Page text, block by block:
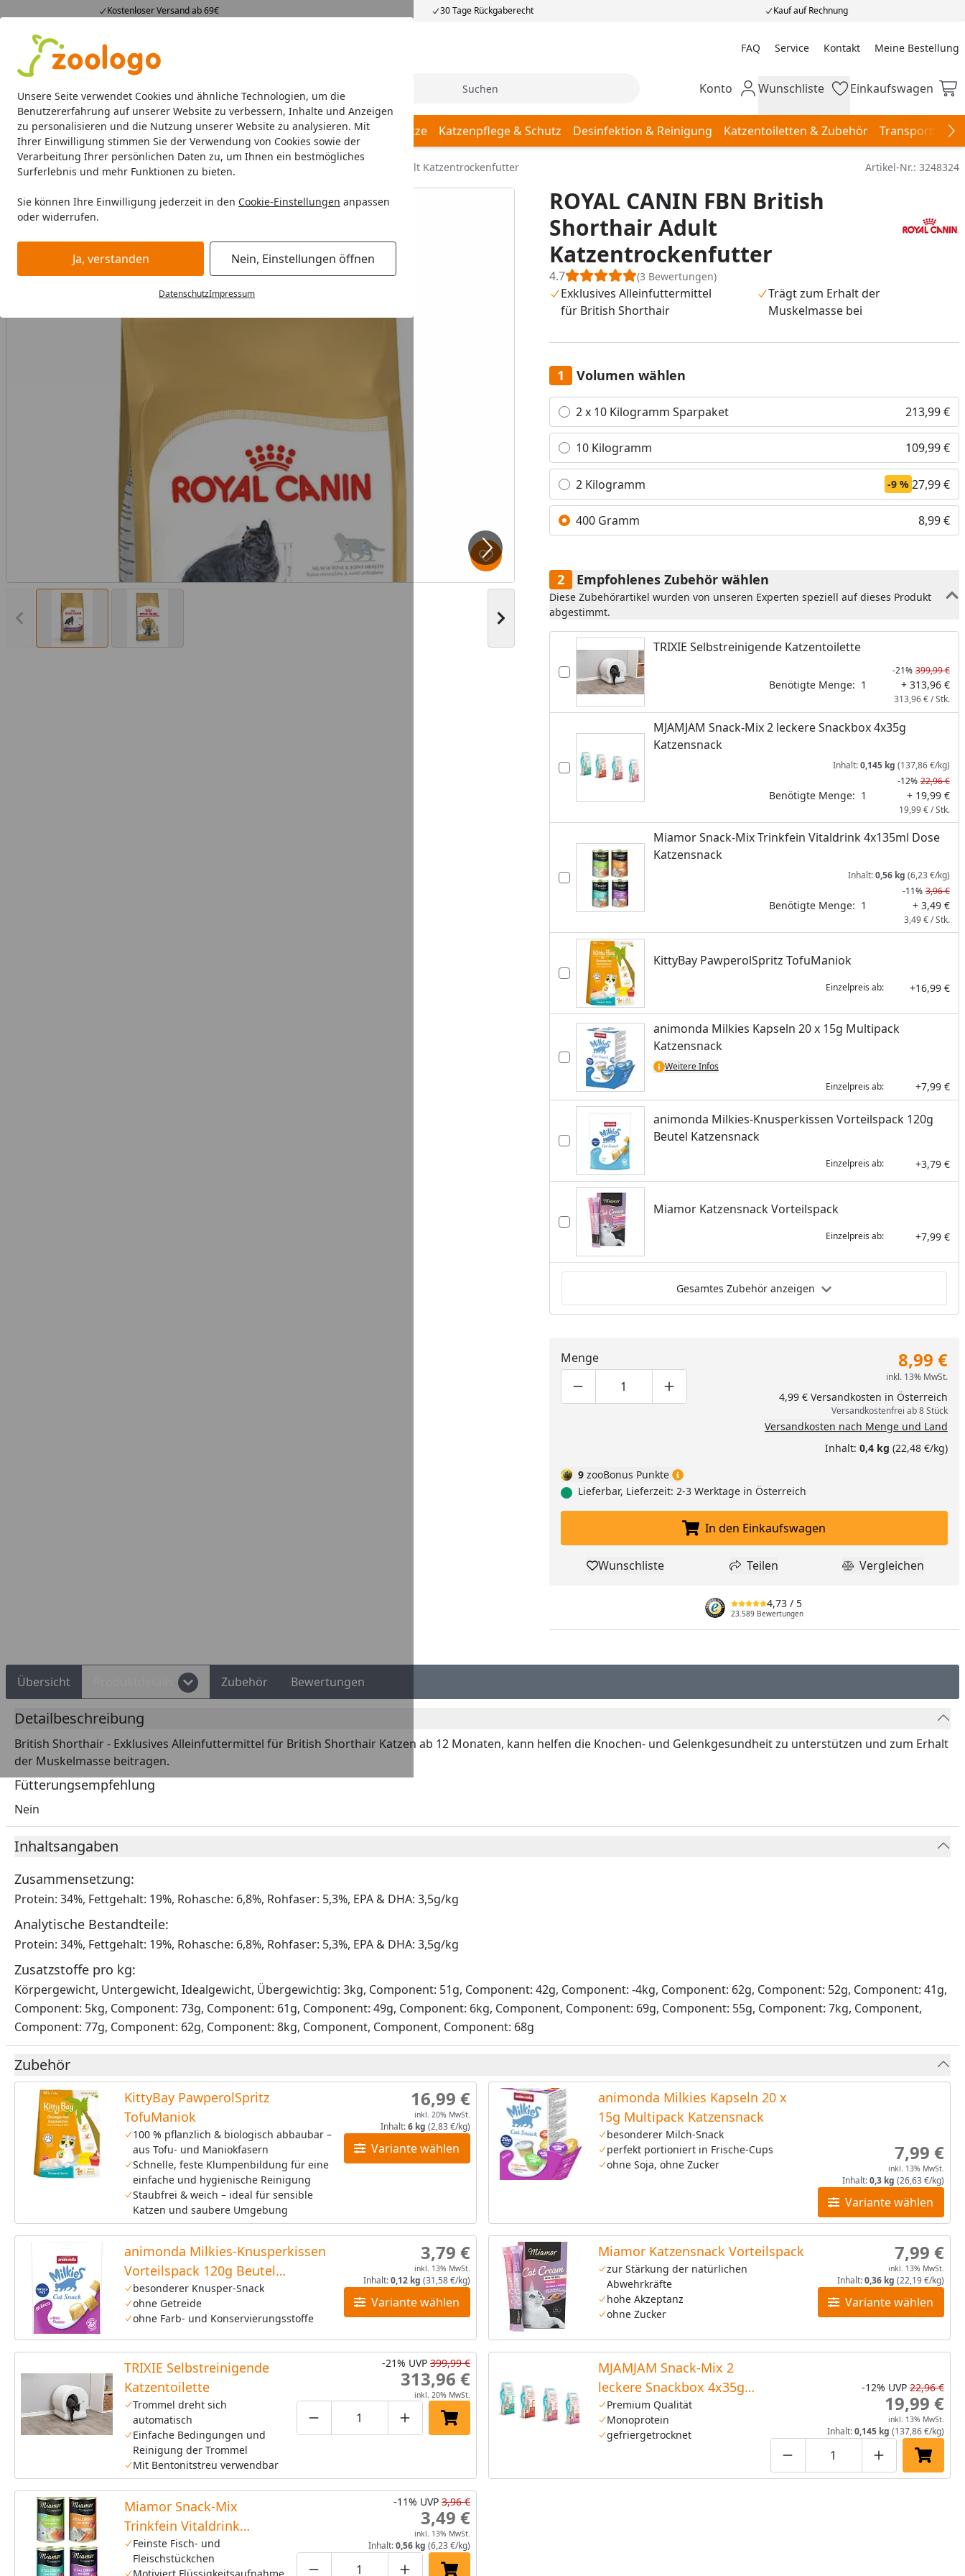
Unsere Seite verwendet Cookies und ähnliche Technologien, um die
Benutzererfahrung auf unserer Website zu verbessern, Inhalte und Anzeigen
zu personalisieren und die Nutzung unserer Website zu analysieren. Mit
Ihrer Einwilligung stimmen Sie der Verwendung von Cookies sowie der
Verarbeitung Ihrer persönlichen Daten zu, um Ihnen ein bestmögliches
Surferlebnis und mehr Funktionen zu bieten.
Sie können Ihre Einwilligung jederzeit in den Cookie-Einstellungen anpassen
oder widerrufen.
Ja, verstanden Nein, Einstellungen öffnen
DatenschutzImpressum
Kostenloser Versand ab 69€ 30 Tage Rückgaberecht Kauf auf Rechnung
4,73
23.589 Bewertungen FAQ Service Kontakt Meine Bestellung
Meine Bestellung
Alle Produkte
Alle Produkte Angebote Neuheiten Sommerhits Suche Mein Konto
Konto Wunschliste
Wunschliste Einkaufswagen
Einkaufswagen
Katze Katzenfutter Futternäpfe & Trinkbrunnen Katzenschlafplätze Katzenpflege & Schutz Desinfektion & Reinigung Katzentoiletten & Zubehör Transport &
Startseite
Katze Katzenfutter Trockenfutter ROYAL CANIN FBN British Shorthair Adult Katzentrockenfutter Artikel-Nr.: 3248324
Vorheriges Bild anzeigen Nächstes Bild anzeigen
Produkt zur Wunschliste hinzufügen
ROYAL CANIN FBN British
Shorthair Adult
Katzentrockenfutter
4.7 (3 Bewertungen)
Exklusives Alleinfuttermittel
für British Shorthair
Trägt zum Erhalt der
Muskelmasse bei
Volumen wählen
Alle anzeigen (4)
2 x 10 Kilogramm Sparpaket 213,99 €
10 Kilogramm 109,99 €
2 Kilogramm -9 % 27,99 €
400 Gramm 8,99 €
Empfohlenes Zubehör wählen
Diese Zubehörartikel wurden von unseren Experten speziell auf dieses Produkt
abgestimmt.
TRIXIE Selbstreinigende Katzentoilette
-21% 399,99 €
Benötigte Menge: 1 + 313,96 €
313,96 € / Stk.
MJAMJAM Snack-Mix 2 leckere Snackbox 4x35g
Katzensnack
Inhalt:0,145 kg (137,86 €/kg)
-12% 22,96 €
Benötigte Menge: 1 + 19,99 €
19,99 € / Stk.
Miamor Snack-Mix Trinkfein Vitaldrink 4x135ml Dose
Katzensnack
Inhalt:0,56 kg (6,23 €/kg)
-11% 3,96 €
Benötigte Menge: 1 + 3,49 €
3,49 € / Stk.
KittyBay PawperolSpritz TofuManiok
Einzelpreis ab: +16,99 €
animonda Milkies Kapseln 20 x 15g Multipack
Katzensnack
Weitere Infos
Einzelpreis ab:
+7,99 €
animonda Milkies-Knusperkissen Vorteilspack 120g
Beutel Katzensnack
Einzelpreis ab: +3,79 €
Miamor Katzensnack Vorteilspack
Einzelpreis ab: +7,99 €
Gesamtes Zubehör anzeigen
Menge
Produktmenge um eins verringern
Produktmenge manuell eingeben
Produktmenge um eins erhöhen
8,99 €
inkl. 13% MwSt.
4,99 € Versandkosten in Österreich
Versandkostenfrei ab 8 Stück
Versandkosten nach Menge und Land
Inhalt: 0,4 kg (22,48 €/kg)
9 zooBonus Punkte
Lieferbar, Lieferzeit: 2-3 Werktage in Österreich
In den Einkaufswagen legen
In den Einkaufswagen
Produkt zur Wunschliste hinzufügen
Wunschliste Teilen
Teilen Produkt
Vergleichen
4,73 / 5
23.589 Bewertungen
Übersicht Zubehör Bewertungen
Detailbeschreibung
British Shorthair - Exklusives Alleinfuttermittel für British Shorthair Katzen ab 12 Monaten, kann helfen die Knochen- und Gelenkgesundheit zu unterstützen und zum Erhalt
der Muskelmasse beitragen.
Fütterungsempfehlung
Nein
Inhaltsangaben
Zusammensetzung:
Protein: 34%, Fettgehalt: 19%, Rohasche: 6,8%, Rohfaser: 5,3%, EPA & DHA: 3,5g/kg
Analytische Bestandteile:
Protein: 34%, Fettgehalt: 19%, Rohasche: 6,8%, Rohfaser: 5,3%, EPA & DHA: 3,5g/kg
Zusatzstoffe pro kg:
Körpergewicht, Untergewicht, Idealgewicht, Übergewichtig: 3kg, Component: 51g, Component: 42g, Component: -4kg, Component: 62g, Component: 52g, Component: 41g,
Component: 5kg, Component: 73g, Component: 61g, Component: 49g, Component: 6kg, Component, Component: 69g, Component: 55g, Component: 7kg, Component,
Component: 77g, Component: 62g, Component: 8kg, Component, Component, Component: 68g
Zubehör
KittyBay PawperolSpritz
TofuManiok
100 % pflanzlich & biologisch abbaubar –
aus Tofu- und Maniokfasern
Schnelle, feste Klumpenbildung für eine
einfache und hygienische Reinigung
Staubfrei & weich – ideal für sensible
Katzen und saubere Umgebung
Variante wählen
16,99 €
inkl. 20% MwSt.
Inhalt:6 kg (2,83 €/kg)
animonda Milkies Kapseln 20 x
15g Multipack Katzensnack
besonderer Milch-Snack
perfekt portioniert in Frische-Cups
ohne Soja, ohne Zucker
Variante wählen
7,99 €
inkl. 13% MwSt.
Inhalt:0,3 kg (26,63 €/kg)
animonda Milkies-Knusperkissen
Vorteilspack 120g Beutel
Katzensnack
besonderer Knusper-Snack
ohne Getreide
ohne Farb- und Konservierungsstoffe
Variante wählen
3,79 €
inkl. 13% MwSt.
Inhalt:0,12 kg (31,58 €/kg)
Miamor Katzensnack Vorteilspack
zur Stärkung der natürlichen
Abwehrkräfte
hohe Akzeptanz
ohne Zucker
Variante wählen
7,99 €
inkl. 13% MwSt.
Inhalt:0,36 kg (22,19 €/kg)
TRIXIE Selbstreinigende
Katzentoilette
Trommel dreht sich
automatisch
Einfache Bedingungen und
Reinigung der Trommel
Mit Bentonitstreu verwendbar
Produktmenge um eins verringern
Produktmenge manuell eingeben
Produktmenge um eins erhöhen
In den Einkaufswagen legen
-21% UVP 399,99 €
313,96 €
inkl. 20% MwSt.
MJAMJAM Snack-Mix 2
leckere Snackbox 4x35g
Katzensnack
Premium Qualität
Monoprotein
gefriergetrocknet
Produktmenge um eins
Produktmenge manuell
Produktmenge
In den
-12% UVP 22,96 €
19,99 €
inkl. 13% MwSt.
Inhalt:0,145 kg (137,86 €/kg)
Miamor Snack-Mix
Trinkfein Vitaldrink
4x135ml Dose
Katzensnack
Feinste Fisch- und
Fleischstückchen
-11% UVP 3,96 €
3,49 €
inkl. 13% MwSt.
Inhalt:0,56 kg (6,23 €/kg)